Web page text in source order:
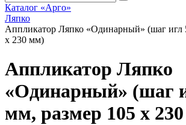
Каталог «Арго»
Ляпко
Аппликатор Ляпко «Одинарный» (шаг игл
х 230 мм)
Аппликатор Ляпко
«Одинарный» (шаг
мм, размер 105 х